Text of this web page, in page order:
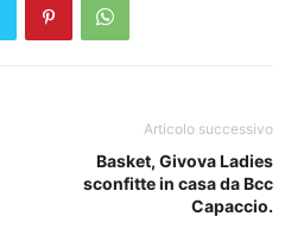
Articolo successivo
Basket, Givova Ladies
sconfitte in casa da Bcc
Capaccio.